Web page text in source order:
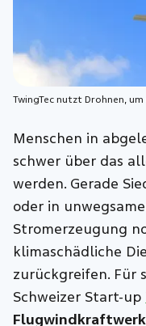
TwingTec nutzt Drohnen,
Menschen in
schwer über das
werden. Gerade
oder in
Stromerzeugung
klimaschädliche
zurückgreifen. Für
Schweizer Start-up
Flugwindkraftwerk